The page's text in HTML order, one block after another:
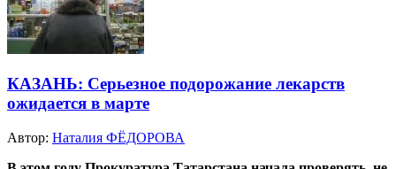
КАЗАНЬ: Серьезное подорожание лекарств
ожидается в марте
Автор: Наталия ФЁДОРОВА